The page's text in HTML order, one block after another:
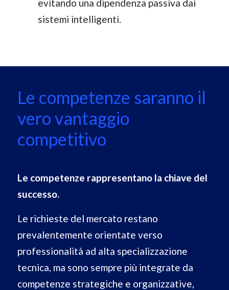
evitando una dipendenza passiva dai
sistemi intelligenti.
Le competenze saranno il
vero vantaggio
competitivo
Le competenze rappresentano la chiave del
successo.
Le richieste del mercato restano
prevalentemente orientate verso
professionalità ad alta specializzazione
tecnica, ma sono sempre più integrate da
competenze strategiche e organizzative,